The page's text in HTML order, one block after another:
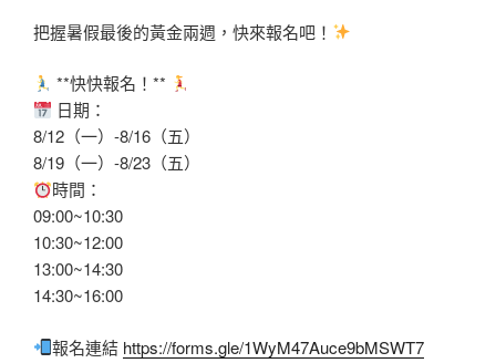
把握暑假最後的黃金兩週，快來報名吧！
**快快報名！**
日期：
8/12（一）-8/16（五）
8/19（一）-8/23（五）
時間：
09:00~10:30
10:30~12:00
13:00~14:30
14:30~16:00
報名連結 https://forms.gle/1WyM47Auce9bMSWT7